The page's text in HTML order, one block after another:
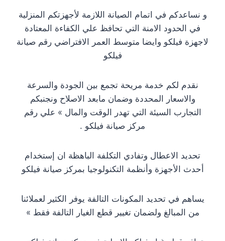
و نساعدكم في اتمام الصيانة اللازمة لأجهزتكم المنزلية
في الحدود الامنة التي تحافظ علي الكفاءة المعتادة
لاجهزة فيلكو وايضا متوسط العمر الافتراضي رقم صيانة
فيلكو
نقدم لكم خدمة مريحة تجمع بين الجودة والسرعة
والاسعار المحددة وضمان مابعد الاصلاح ونجنبكم
التجارب السيئة التي تهدر الوقت والمال » علي رقم
مركز صيانة فيلكو .
تحديد الاعطال وتفادي التكلفة الباهظة ان إستخدام
أحدث الأجهزة وأنظمة التكنولوجيا بمركز صيانة فيلكو
يساهم في تحديد المكونات التالفة يوفر الكثير لعملائنا
من المبالغ ولضمان تغيير قطع الغيار التالفة فقط »